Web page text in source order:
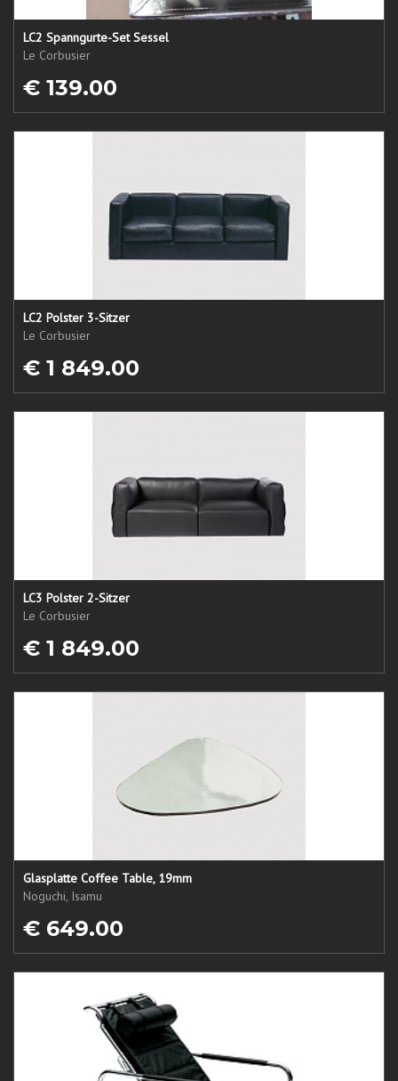
LC2 Spanngurte-Set Sessel
Le Corbusier
€ 139.00
LC2 Polster 3-Sitzer
Le Corbusier
€ 1 849.00
LC3 Polster 2-Sitzer
Le Corbusier
€ 1 849.00
Glasplatte Coffee Table, 19mm
Noguchi, Isamu
€ 649.00